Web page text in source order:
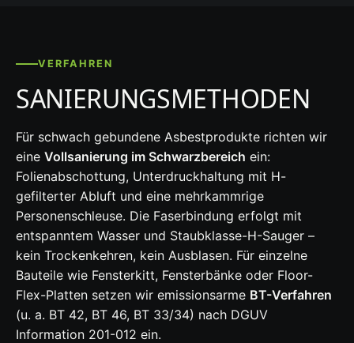
VERFAHREN
SANIERUNGSMETHODEN
Für schwach gebundene Asbestprodukte richten wir
eine Vollsanierung im Schwarzbereich ein:
Folienabschottung, Unterdruckhaltung mit H-
gefilterter Abluft und eine mehrkammrige
Personenschleuse. Die Faserbindung erfolgt mit
entspanntem Wasser und Staubklasse-H-Sauger –
kein Trockenkehren, kein Ausblasen. Für einzelne
Bauteile wie Fensterkitt, Fensterbänke oder Floor-
Flex-Platten setzen wir emissionsarme BT-Verfahren
(u. a. BT 42, BT 46, BT 33/34) nach DGUV
Information 201-012 ein.